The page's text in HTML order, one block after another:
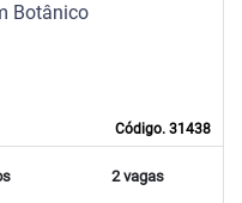
Código. 31438
Botânico
2 vagas